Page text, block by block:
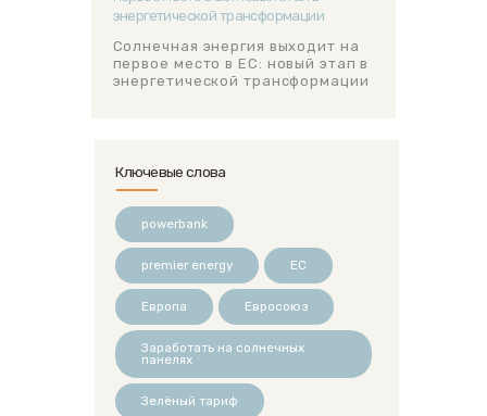
Солнечная энергия выходит на
первое место в ЕС: новый этап в
энергетической трансформации
Ключевые слова
powerbank
premier energy ЕС
Европа Евросоюз
Заработать на солнечных
панелях
Зелёный тариф